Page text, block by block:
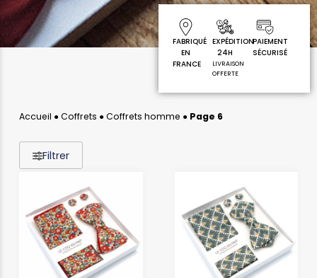
FABRIQUÉ
EN
FRANCE
EXPÉDITION
24H
LIVRAISON
OFFERTE
PAIEMENT
SÉCURISÉ
Accueil ●Coffrets ●Coffrets homme ● Page 6
Filtrer